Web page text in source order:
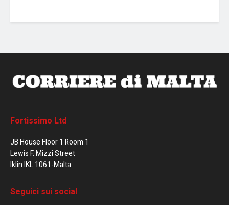
Fortissimo Ltd
JB House Floor 1 Room 1
Lewis F. Mizzi Street
Iklin IKL 1061-Malta
Seguici sui social